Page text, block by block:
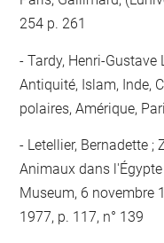
254 p. 261
Tardy, Henri-Gustave
Antiquité, Islam, Inde,
polaires, Amérique,
Letellier, Bernadette ;
Animaux dans
Museum, 6 novembre
1977, p. 117, n° 139